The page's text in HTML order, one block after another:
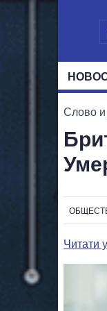
Слово
Читати